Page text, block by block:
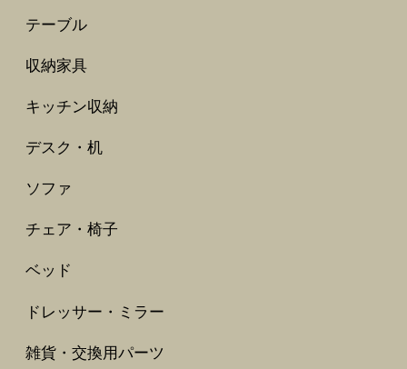
テーブル
収納家具
キッチン収納
デスク・机
ソファ
チェア・椅子
ベッド
ドレッサー・ミラー
雑貨・交換用パーツ